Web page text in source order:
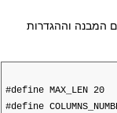
המבנה וההגדרות
#define MAX_LEN 20
#define